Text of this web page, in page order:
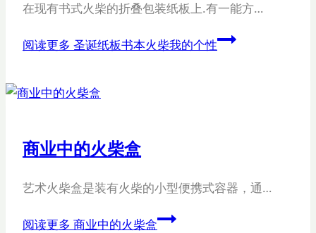
在现有书式火柴的折叠包装纸板上.有一能方…
阅读更多 圣诞纸板书本火柴我的个性
商业中的火柴盒
艺术火柴盒是装有火柴的小型便携式容器，通…
阅读更多 商业中的火柴盒